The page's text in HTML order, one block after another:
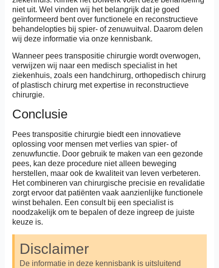
niet uit. Wel vinden wij het belangrijk dat je goed
geïnformeerd bent over functionele en reconstructieve
behandelopties bij spier- of zenuwuitval. Daarom delen
wij deze informatie via onze kennisbank.
Wanneer pees transpositie chirurgie wordt overwogen,
verwijzen wij naar een medisch specialist in het
ziekenhuis, zoals een handchirurg, orthopedisch chirurg
of plastisch chirurg met expertise in reconstructieve
chirurgie.
Conclusie
Pees transpositie chirurgie biedt een innovatieve
oplossing voor mensen met verlies van spier- of
zenuwfunctie. Door gebruik te maken van een gezonde
pees, kan deze procedure niet alleen beweging
herstellen, maar ook de kwaliteit van leven verbeteren.
Het combineren van chirurgische precisie en revalidatie
zorgt ervoor dat patiënten vaak aanzienlijke functionele
winst behalen. Een consult bij een specialist is
noodzakelijk om te bepalen of deze ingreep de juiste
keuze is.
Disclaimer
De informatie in deze kennisbank is uitsluitend